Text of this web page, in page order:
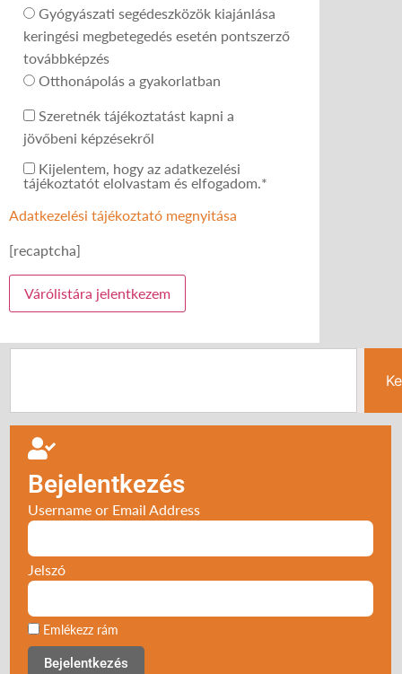
Gyógyászati segédeszközök kiajánlása
keringési megbetegedés esetén pontszerző
továbbképzés
Otthonápolás a gyakorlatban
Szeretnék tájékoztatást kapni a
jövőbeni képzésekről
Kijelentem, hogy az adatkezelési
tájékoztatót elolvastam és elfogadom.*
Adatkezelési tájékoztató megnyitása
[recaptcha]
Bejelentkezés
Username or Email Address
Jelszó
Emlékezz rám
Bejelentkezés